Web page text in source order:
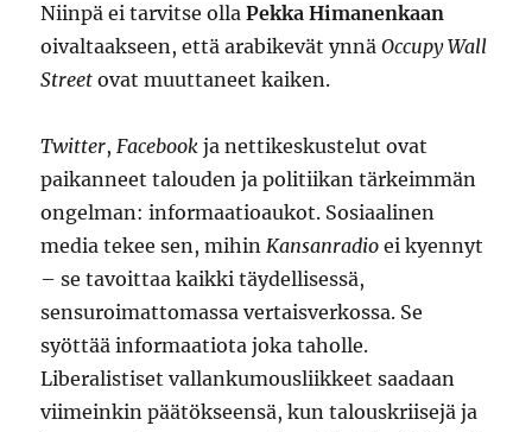
Niinpä ei tarvitse ollaPekka Himanenkaan
oivaltaakseen, että arabikevät ynnäOccupy Wall
Street ovat muuttaneet kaiken.
Twitter,Facebook ja nettikeskustelut ovat
paikanneet talouden ja politiikan tärkeimmän
ongelman: informaatioaukot. Sosiaalinen
media tekee sen, mihinKansanradio ei kyennyt
– se tavoittaa kaikki täydellisessä,
sensuroimattomassa vertaisverkossa. Se
syöttää informaatiota joka taholle.
Liberalistiset vallankumousliikkeet saadaan
viimeinkin päätökseensä, kun talouskriisejä ja